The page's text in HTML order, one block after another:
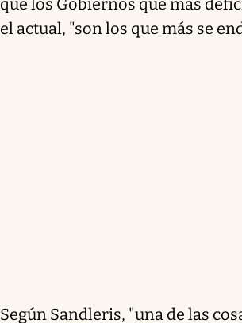
que los Gobiernos que más
el actual, "son los que más se
Según Sandleris, "una de las